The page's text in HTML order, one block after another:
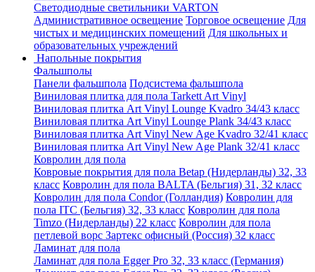
Светодиодные светильники VARTON
Административное освещение Торговое освещение Для
чистых и медицинских помещений Для школьных и
образовательных учреждений
Напольные покрытия
Фальшполы
Панели фальшпола Подсистема фальшпола
Виниловая плитка для пола Tarkett Art Vinyl
Виниловая плитка Art Vinyl Lounge Kvadro 34/43 класс
Виниловая плитка Art Vinyl Lounge Plank 34/43 класс
Виниловая плитка Art Vinyl New Age Kvadro 32/41 класс
Виниловая плитка Art Vinyl New Age Plank 32/41 класс
Ковролин для пола
Ковровые покрытия для пола Betap (Нидерланды) 32, 33
класс Ковролин для пола BALTA (Бельгия) 31, 32 класс
Ковролин для пола Condor (Голландия) Ковролин для
пола ITC (Бельгия) 32, 33 класс Ковролин для пола
Timzo (Нидерланды) 22 класс Ковролин для пола
петлевой ворс Зартекс офисный (Россия) 32 класс
Ламинат для пола
Ламинат для пола Egger Pro 32, 33 класс (Германия)